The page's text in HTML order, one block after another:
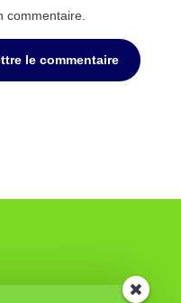
commentaire.
le commentaire